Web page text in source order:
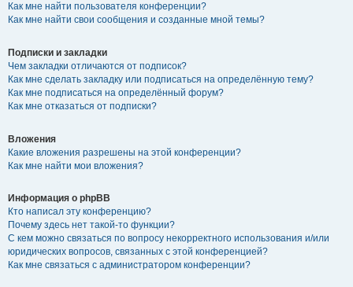
Как мне найти пользователя конференции?
Как мне найти свои сообщения и созданные мной темы?
Подписки и закладки
Чем закладки отличаются от подписок?
Как мне сделать закладку или подписаться на определённую тему?
Как мне подписаться на определённый форум?
Как мне отказаться от подписки?
Вложения
Какие вложения разрешены на этой конференции?
Как мне найти мои вложения?
Информация о phpBB
Кто написал эту конференцию?
Почему здесь нет такой-то функции?
С кем можно связаться по вопросу некорректного использования и/или
юридических вопросов, связанных с этой конференцией?
Как мне связаться с администратором конференции?